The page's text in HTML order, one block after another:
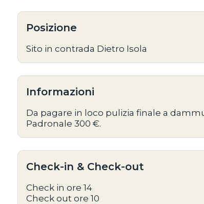
Posizione
Sito in contrada Dietro Isola
Informazioni
Da pagare in loco pulizia finale a
Padronale 300 €.
Check-in & Check-out
Check in ore 14
Check out ore 10